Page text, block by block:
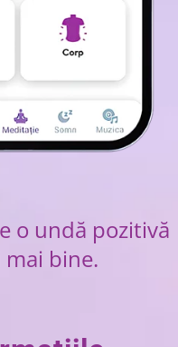
o undă pozitivă
bine.